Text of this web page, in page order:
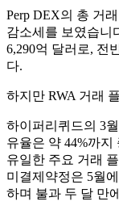
Perp DEX의 총 거
감소세를 보였습니
6,290억 달러로, 전
다.
하지만 RWA 거래
하이퍼리퀴드의 3
유율은 약 44%까
유일한 주요 거래
미결제약정은 5월
하며 불과 두 달 만